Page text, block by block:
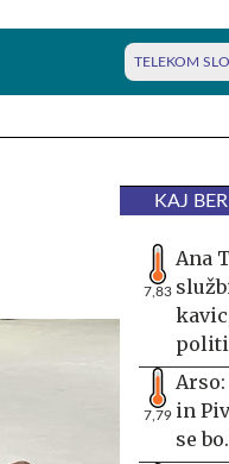
TELEKOM
KAJ
7,83
Ana
7,79 in
se